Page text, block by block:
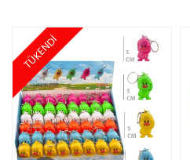
TÜKENDİ